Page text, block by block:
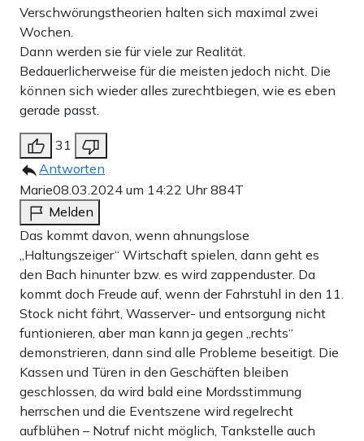
Verschwörungstheorien halten sich maximal zwei
Wochen.
Dann werden sie für viele zur Realität.
Bedauerlicherweise für die meisten jedoch nicht. Die
können sich wieder alles zurechtbiegen, wie es eben
gerade passt.
31
Antworten
Marie08.03.2024 um 14:22 Uhr884T
Melden
Das kommt davon, wenn ahnungslose
„Haltungszeiger“ Wirtschaft spielen, dann geht es
den Bach hinunter bzw. es wird zappenduster. Da
kommt doch Freude auf, wenn der Fahrstuhl in den 11.
Stock nicht fährt, Wasserver- und entsorgung nicht
funtionieren, aber man kann ja gegen „rechts“
demonstrieren, dann sind alle Probleme beseitigt. Die
Kassen und Türen in den Geschäften bleiben
geschlossen, da wird bald eine Mordsstimmung
herrschen und die Eventszene wird regelrecht
aufblühen – Notruf nicht möglich, Tankstelle auch